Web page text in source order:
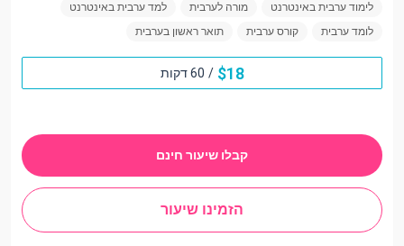
לימוד ערבית באינטרנט
מורה לערבית
למד ערבית באינטרנט
לומד ערבית
קורס ערבית תואר ראשון בערבית
18
$
/ 60 דקות
קבלו שיעור חינם
הזמינו שיעור